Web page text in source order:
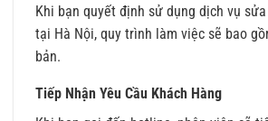
Khi bạn quyết định sử dụng dịch vụ
tại Hà Nội, quy trình làm việc sẽ bao
bản.
Tiếp Nhận Yêu Cầu Khách Hàng